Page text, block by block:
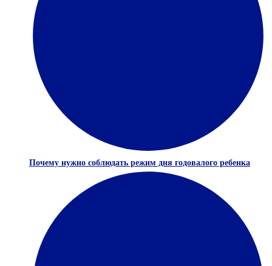
Почему нужно соблюдать режим дня годовалого ребенка